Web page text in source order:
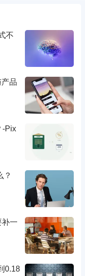
不
品
-Pix
？
一
0.18